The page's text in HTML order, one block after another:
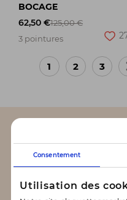
Consentement
Utilisation des
BOCAGE
62,50 €125,00 €
3 pointures
1 2 3
CLAQUETTES
Notre concept